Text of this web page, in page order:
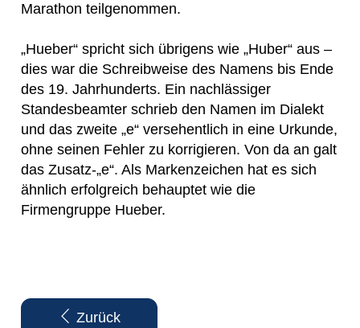
Marathon teilgenommen.
„Hueber“ spricht sich übrigens wie „Huber“ aus –
dies war die Schreibweise des Namens bis Ende
des 19. Jahrhunderts. Ein nachlässiger
Standesbeamter schrieb den Namen im Dialekt
und das zweite „e“ versehentlich in eine Urkunde,
ohne seinen Fehler zu korrigieren. Von da an galt
das Zusatz-„e“. Als Markenzeichen hat es sich
ähnlich erfolgreich behauptet wie die
Firmengruppe Hueber.
Zurück